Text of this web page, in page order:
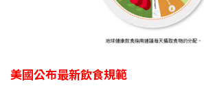
美國公布最新飲食規範